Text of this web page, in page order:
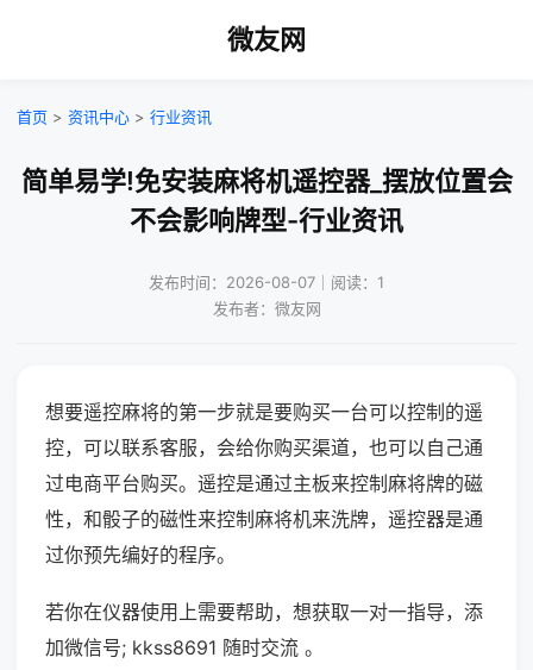
微友网
首页 > 资讯中心 > 行业资讯
简单易学!免安装麻将机遥控器_摆放位置会
不会影响牌型-行业资讯
发布时间：2026-08-07｜阅读：1
发布者：微友网
想要遥控麻将的第一步就是要购买一台可以控制的遥
控，可以联系客服，会给你购买渠道，也可以自己通
过电商平台购买。遥控是通过主板来控制麻将牌的磁
性，和骰子的磁性来控制麻将机来洗牌，遥控器是通
过你预先编好的程序。
若你在仪器使用上需要帮助，想获取一对一指导，添
加微信号; kkss8691 随时交流 。